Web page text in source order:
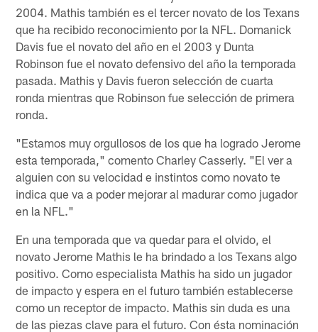
2004. Mathis también es el tercer novato de los Texans
que ha recibido reconocimiento por la NFL. Domanick
Davis fue el novato del año en el 2003 y Dunta
Robinson fue el novato defensivo del año la temporada
pasada. Mathis y Davis fueron selección de cuarta
ronda mientras que Robinson fue selección de primera
ronda.
"Estamos muy orgullosos de los que ha logrado Jerome
esta temporada," comento Charley Casserly. "El ver a
alguien con su velocidad e instintos como novato te
indica que va a poder mejorar al madurar como jugador
en la NFL."
En una temporada que va quedar para el olvido, el
novato Jerome Mathis le ha brindado a los Texans algo
positivo. Como especialista Mathis ha sido un jugador
de impacto y espera en el futuro también establecerse
como un receptor de impacto. Mathis sin duda es una
de las piezas clave para el futuro. Con ésta nominación